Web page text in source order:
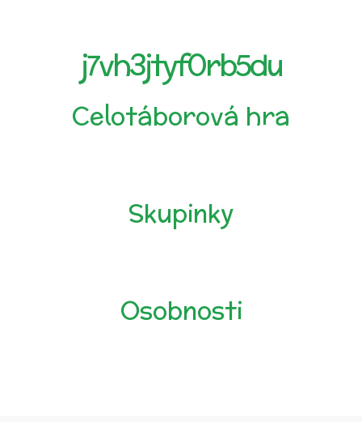
j7vh3jtyf0rb5du
Celotáborová hra
Skupinky
Osobnosti